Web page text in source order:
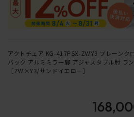
アクトチェア KG-417PSX-ZWY3 プレーンク
バック アルミミラー脚 アジャスタブル肘 ラ
［ZW×Y3/サンドイエロー］